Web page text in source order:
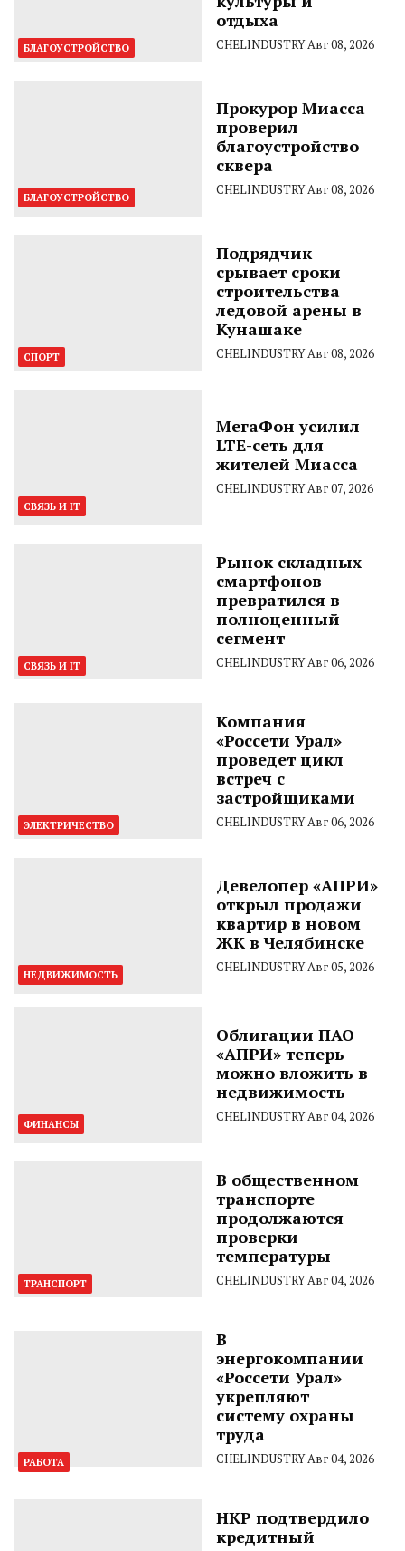
БЛАГОУСТРОЙСТВО
отдыха
CHELINDUSTRYАвг 08, 2026
БЛАГОУСТРОЙСТВО
Прокурор Миасса
проверил
благоустройство
сквера
CHELINDUSTRYАвг 08, 2026
СПОРТ
Подрядчик
срывает сроки
строительства
ледовой арены в
Кунашаке
CHELINDUSTRYАвг 08, 2026
СВЯЗЬ И IT
МегаФон усилил
LTE-сеть для
жителей Миасса
CHELINDUSTRYАвг 07, 2026
СВЯЗЬ И IT
Рынок складных
смартфонов
превратился в
полноценный
сегмент
CHELINDUSTRYАвг 06, 2026
ЭЛЕКТРИЧЕСТВО
Компания
«Россети Урал»
проведет цикл
встреч с
застройщиками
CHELINDUSTRYАвг 06, 2026
НЕДВИЖИМОСТЬ
Девелопер «АПРИ»
открыл продажи
квартир в новом
ЖК в Челябинске
CHELINDUSTRYАвг 05, 2026
ФИНАНСЫ
Облигации ПАО
«АПРИ» теперь
можно вложить в
недвижимость
CHELINDUSTRYАвг 04, 2026
ТРАНСПОРТ
В общественном
транспорте
продолжаются
проверки
температуры
CHELINDUSTRYАвг 04, 2026
РАБОТА
В
энергокомпании
«Россети Урал»
укрепляют
систему охраны
труда
CHELINDUSTRYАвг 04, 2026
НКР подтвердило
кредитный